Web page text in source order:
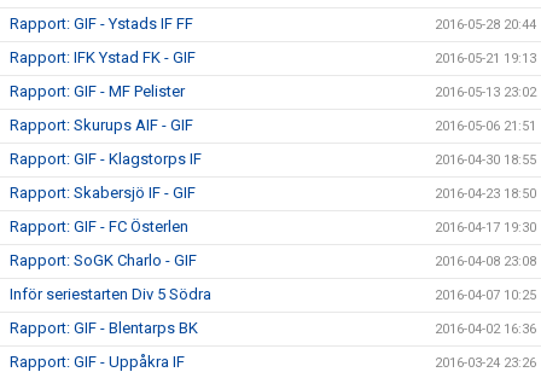
Rapport: GIF - Ystads IF FF 2016-05-28 20:44
Rapport: IFK Ystad FK - GIF 2016-05-21 19:13
Rapport: GIF - MF Pelister 2016-05-13 23:02
Rapport: Skurups AIF - GIF 2016-05-06 21:51
Rapport: GIF - Klagstorps IF 2016-04-30 18:55
Rapport: Skabersjö IF - GIF 2016-04-23 18:50
Rapport: GIF - FC Österlen 2016-04-17 19:30
Rapport: SoGK Charlo - GIF 2016-04-08 23:08
Inför seriestarten Div 5 Södra 2016-04-07 10:25
Rapport: GIF - Blentarps BK 2016-04-02 16:36
Rapport: GIF - Uppåkra IF 2016-03-24 23:26